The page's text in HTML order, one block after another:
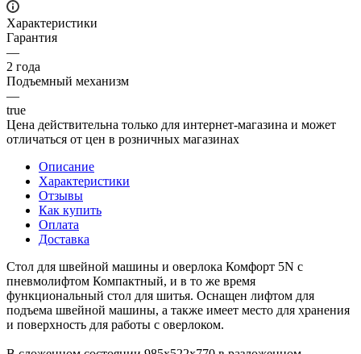
Характеристики
Гарантия
—
2 года
Подъемный механизм
—
true
Цена действительна только для интернет-магазина и может
отличаться от цен в розничных магазинах
Описание
Характеристики
Отзывы
Как купить
Оплата
Доставка
Стол для швейной машины и оверлока Комфорт 5N с
пневмолифтом Компактный, и в то же время
функциональный стол для шитья. Оснащен лифтом для
подъема швейной машины, а также имеет место для хранения
и поверхность для работы с оверлоком.